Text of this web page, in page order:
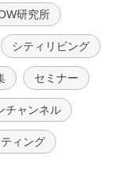
研究所
シティリビング
セミナー
チャンネル
ィング